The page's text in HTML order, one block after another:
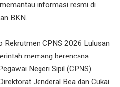
informasi resmi di
BKN.
Rekrutmen CPNS 2026 Lulusan
memang berencana
Negeri Sipil (CPNS)
Jenderal Bea dan Cukai